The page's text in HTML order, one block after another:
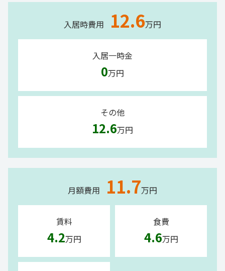
入居時費用 12.6万円
入居一時金
0万円
その他
12.6万円
月額費用 11.7万円
賃料
4.2万円
食費
4.6万円